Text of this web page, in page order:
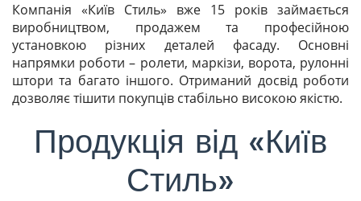
Компанія «Київ Стиль» вже 15 років займається
виробництвом, продажем та професійною
установкою різних деталей фасаду. Основні
напрямки роботи – ролети, маркізи, ворота, рулонні
штори та багато іншого. Отриманий досвід роботи
дозволяє тішити покупців стабільно високою якістю.
Продукція від «Київ
Стиль»